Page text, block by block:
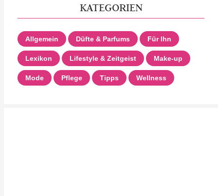
KATEGORIEN
Allgemein Düfte & Parfums Für Ihn
Lexikon Lifestyle & Zeitgeist Make-up
Mode Pflege Tipps Wellness